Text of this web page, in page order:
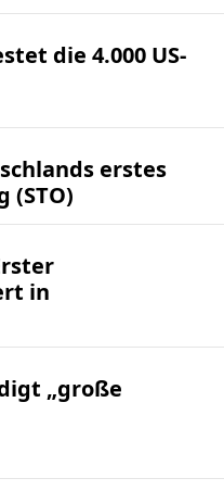
die 4.000 US-
erstes
(STO)
in
„große